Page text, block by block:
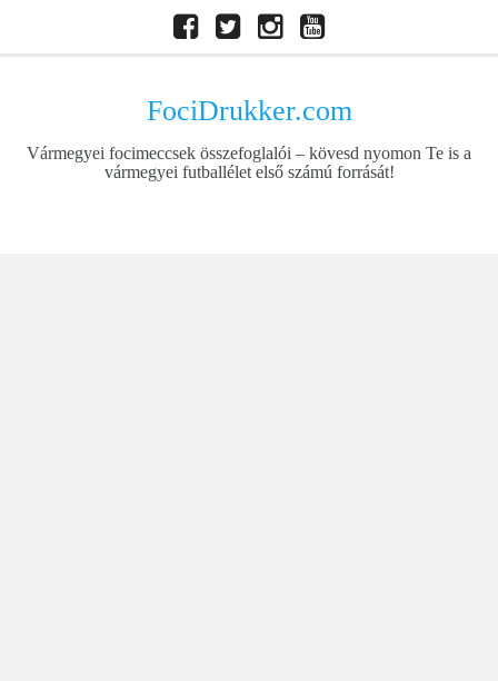
Facebook
TwitterInstagramYoutube
FociDrukker.com
Vármegyei focimeccsek összefoglalói – kövesd nyomon Te is a
vármegyei futballélet első számú forrását!